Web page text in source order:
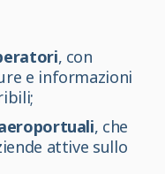
, con
e informazioni
, che
attive sullo